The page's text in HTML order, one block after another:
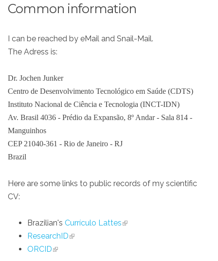
Common information
I can be reached by eMail and Snail-Mail.
The Adress is:
Dr. Jochen Junker
Centro de Desenvolvimento Tecnológico em Saúde (CDTS)
Instituto Nacional de Ciência e Tecnologia (INCT-IDN)
Av. Brasil 4036 - Prédio da Expansão, 8º Andar - Sala 814 -
Manguinhos
CEP 21040-361 - Rio de Janeiro - RJ
Brazil
Here are some links to public records of my scientific
CV:
Brazilian's Currículo Lattes
ResearchID
ORCID